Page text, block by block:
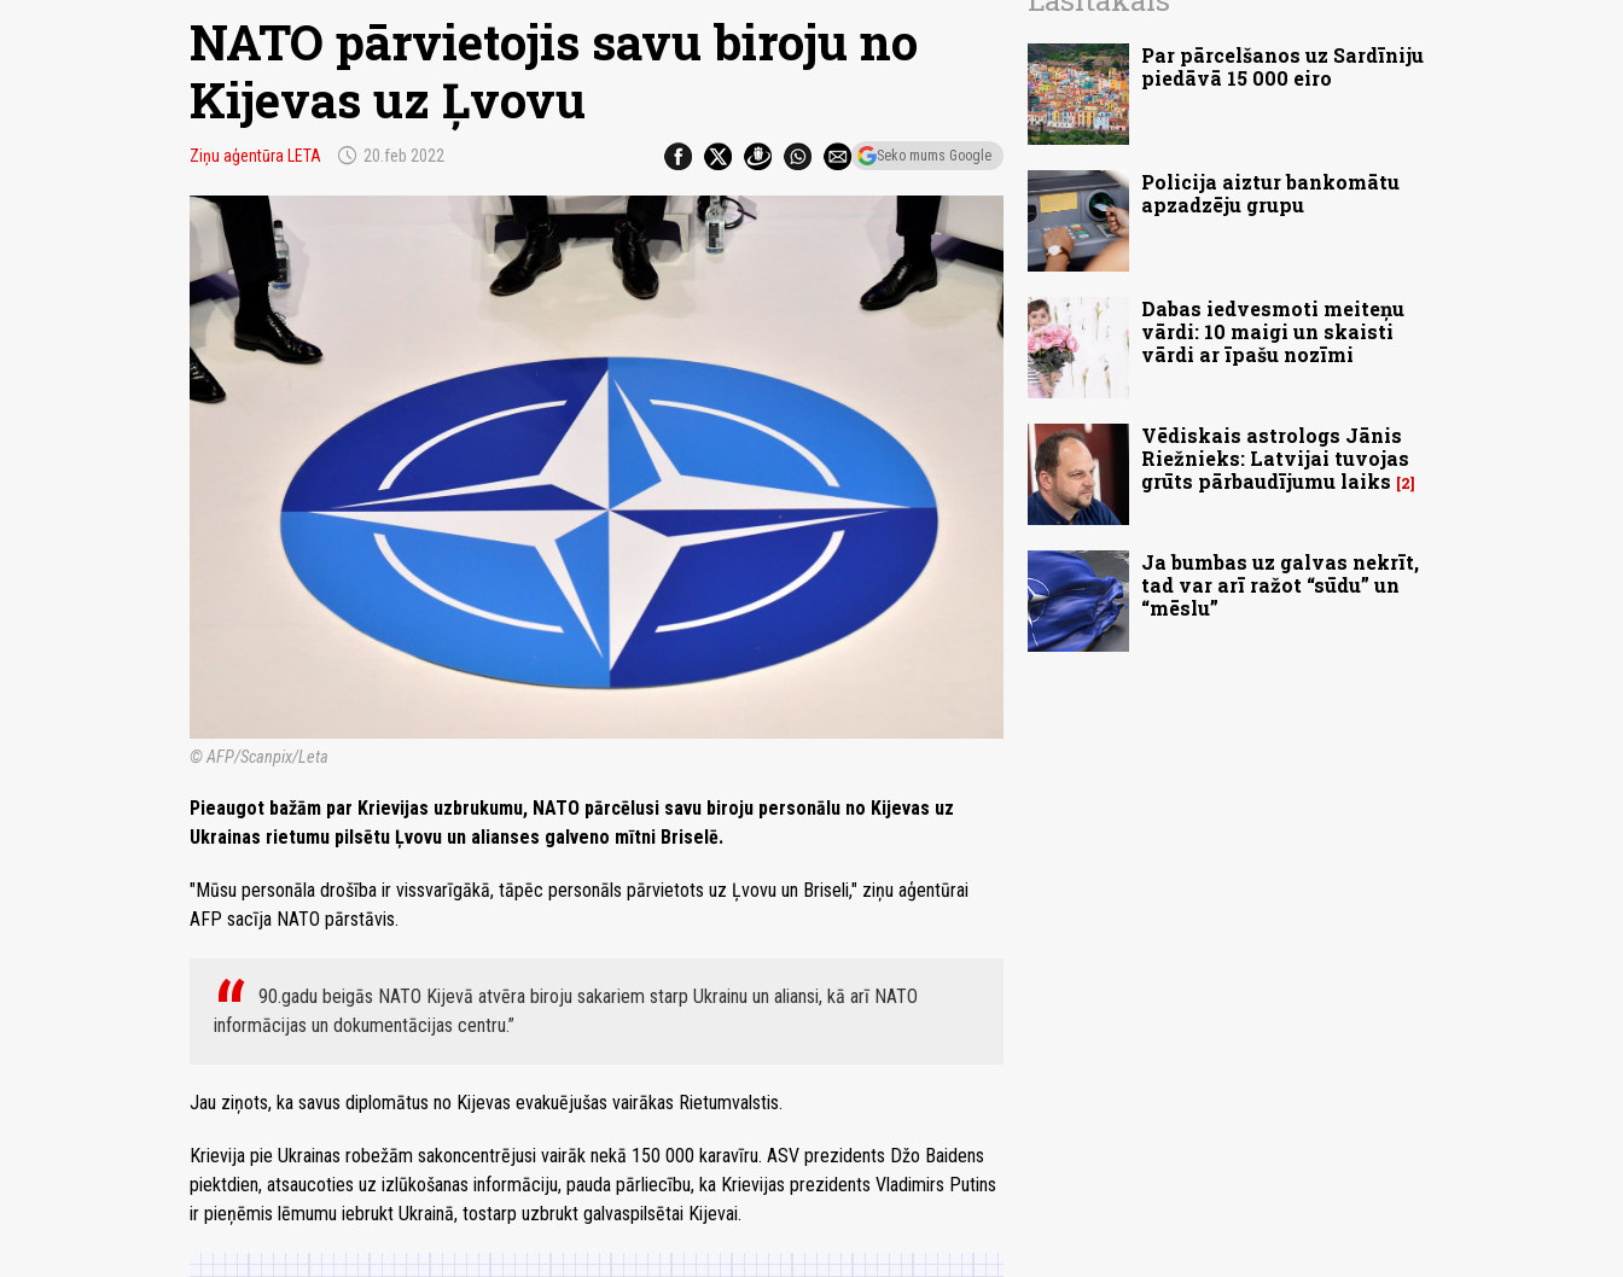
NATO pārvietojis savu biroju no
Kijevas uz Ļvovu
Ziņu aģentūra LETA schedule 20.feb 2022 Seko mums Google
© AFP/Scanpix/Leta
Pieaugot bažām par Krievijas uzbrukumu, NATO pārcēlusi savu biroju personālu no Kijevas uz
Ukrainas rietumu pilsētu Ļvovu un alianses galveno mītni Briselē.
"Mūsu personāla drošība ir vissvarīgākā, tāpēc personāls pārvietots uz Ļvovu un Briseli," ziņu aģentūrai
AFP sacīja NATO pārstāvis.
90.gadu beigās NATO Kijevā atvēra biroju sakariem starp Ukrainu un aliansi, kā arī NATO
informācijas un dokumentācijas centru.
Jau ziņots, ka savus diplomātus no Kijevas evakuējušas vairākas Rietumvalstis.
Krievija pie Ukrainas robežām sakoncentrējusi vairāk nekā 150 000 karavīru. ASV prezidents Džo Baidens
piektdien, atsaucoties uz izlūkošanas informāciju, pauda pārliecību, ka Krievijas prezidents Vladimirs Putins
ir pieņēmis lēmumu iebrukt Ukrainā, tostarp uzbrukt galvaspilsētai Kijevai.
Par pārcelšanos uz Sardīniju
piedāvā 15 000 eiro
Policija aiztur bankomātu
apzadzēju grupu
Dabas iedvesmoti meiteņu
vārdi: 10 maigi un skaisti
vārdi ar īpašu nozīmi
Vēdiskais astrologs Jānis
Riežnieks: Latvijai tuvojas
grūts pārbaudījumu laiks
2
Ja bumbas uz galvas nekrīt,
tad var arī ražot “sūdu” un
“mēslu”